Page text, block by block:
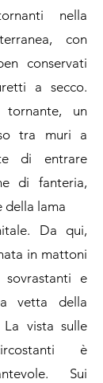
nella
con
conservati
a secco.
un
tra muri a
di entrare
di fanteria,
della lama
Da qui,
in mattoni
e
vetta della
La vista sulle
è
Sui